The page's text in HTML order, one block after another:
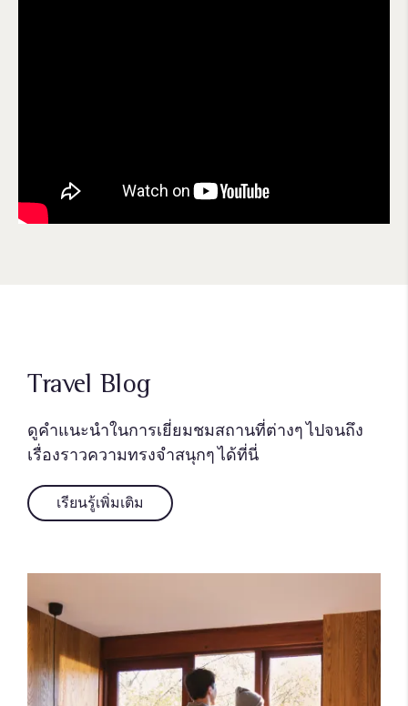
Travel Blog
ดูคำแนะนำในการเยี่ยมชมสถานที่ต่างๆ ไปจนถึง
เรื่องราวความทรงจำสนุกๆ ได้ที่นี่
เรียนรู้เพิ่มเติม